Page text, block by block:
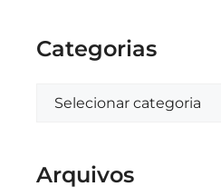
Categorias
Arquivos